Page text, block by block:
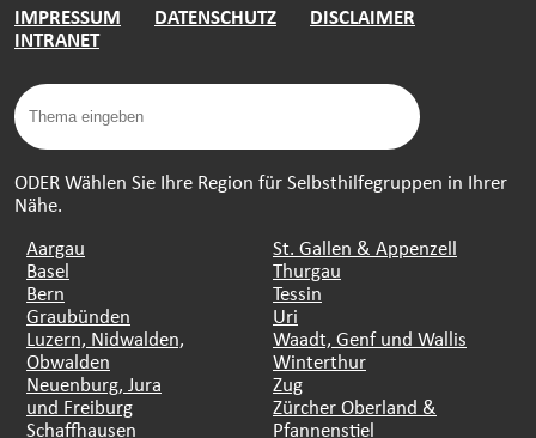
IMPRESSUM DATENSCHUTZ
DISCLAIMER
INTRANET
ODER Wählen Sie Ihre Region für Selbsthilfegruppen in Ihrer
Nähe.
Aargau
Basel
Bern
Graubünden
Luzern, Nidwalden,
Obwalden
Neuenburg, Jura
und Freiburg
Schaffhausen
St. Gallen & Appenzell
Thurgau
Tessin
Uri
Waadt, Genf und Wallis
Winterthur
Zug
Zürcher Oberland &
Pfannenstiel